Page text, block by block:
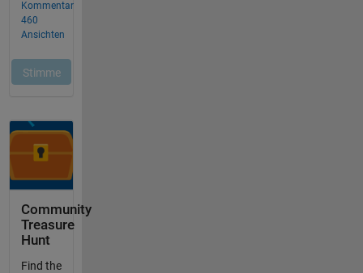
Community
Treasure
Hunt
Find the